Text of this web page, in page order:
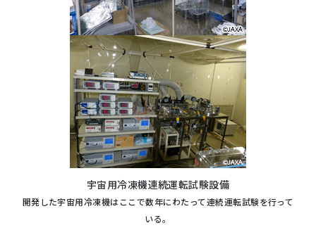
宇宙用冷凍機連続運転試験設備
開発した宇宙用冷凍機はここで数年にわたって連続運転試験を行って
いる。